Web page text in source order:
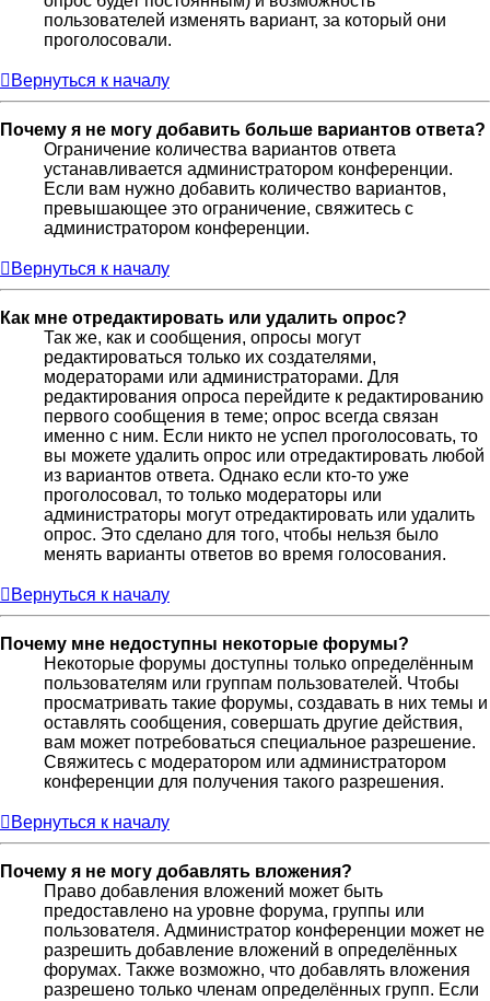
пользователей изменять вариант, за который они
проголосовали.
Вернуться к началу
Почему я не могу добавить больше вариантов ответа?
Ограничение количества вариантов ответа
устанавливается администратором конференции.
Если вам нужно добавить количество вариантов,
превышающее это ограничение, свяжитесь с
администратором конференции.
Вернуться к началу
Как мне отредактировать или удалить опрос?
Так же, как и сообщения, опросы могут
редактироваться только их создателями,
модераторами или администраторами. Для
редактирования опроса перейдите к редактированию
первого сообщения в теме; опрос всегда связан
именно с ним. Если никто не успел проголосовать, то
вы можете удалить опрос или отредактировать любой
из вариантов ответа. Однако если кто-то уже
проголосовал, то только модераторы или
администраторы могут отредактировать или удалить
опрос. Это сделано для того, чтобы нельзя было
менять варианты ответов во время голосования.
Вернуться к началу
Почему мне недоступны некоторые форумы?
Некоторые форумы доступны только определённым
пользователям или группам пользователей. Чтобы
просматривать такие форумы, создавать в них темы и
оставлять сообщения, совершать другие действия,
вам может потребоваться специальное разрешение.
Свяжитесь с модератором или администратором
конференции для получения такого разрешения.
Вернуться к началу
Почему я не могу добавлять вложения?
Право добавления вложений может быть
предоставлено на уровне форума, группы или
пользователя. Администратор конференции может не
разрешить добавление вложений в определённых
форумах. Также возможно, что добавлять вложения
разрешено только членам определённых групп. Если